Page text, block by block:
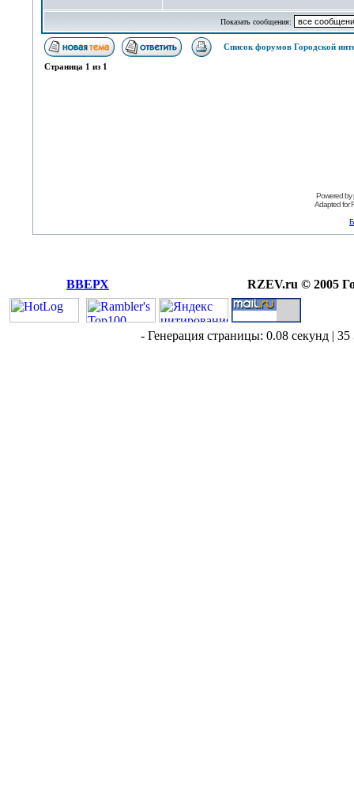
Показать сообщения:
Список форумов Городской
Страница 1 из 1
Powered by
Adapted for
ВВЕРХ RZEV.ru © 2005
- Генерация страницы: 0.08 секунд |